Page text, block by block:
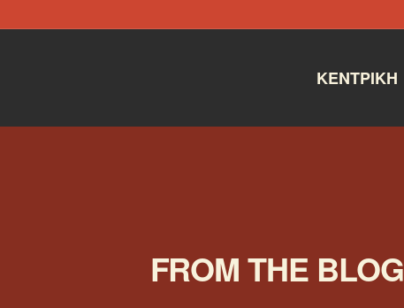
ΚΕΝΤΡΙΚΉ
FROM THE BLOG